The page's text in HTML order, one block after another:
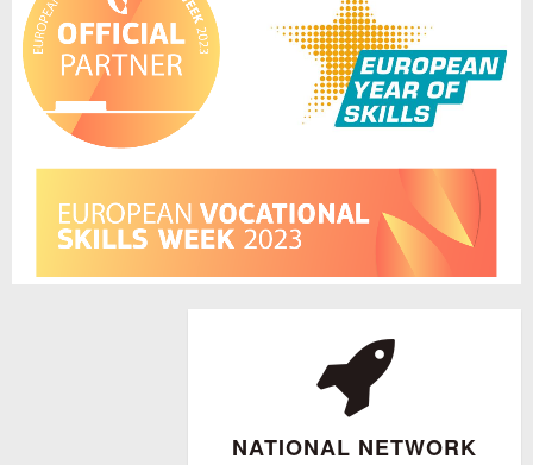
NATIONAL NETWORK